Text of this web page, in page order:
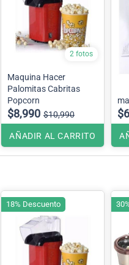
2 fotos
Maquina Hacer
Palomitas Cabritas
Popcorn
$8,990 $10,990
AÑADIR AL CARRITO
18% Descuento